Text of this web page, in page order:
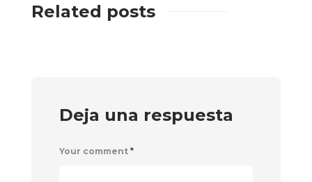
Related posts
Deja una respuesta
Your comment *